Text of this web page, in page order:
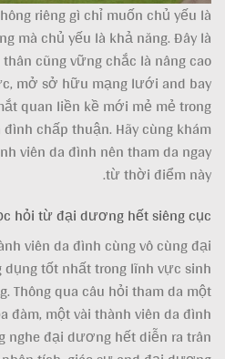
riêng gì chỉ muốn chủ yếu là
mà chủ yếu là khả năng. Đây là
cũng vững chắc là nâng cao
mở sở hữu mạng lưới and bay
quan liền kề mới mẻ mẻ trong
chấp thuận. Hãy cùng khám
viên da đình nên tham da ngay
từ thời điểm này.
hỏi từ đại dương hết siêng cục
viên da đình cùng vô cùng đại
tốt nhất trong lĩnh vực sinh
Thông qua câu hỏi tham da một
đàm, một vài thành viên da đình
nghe đại dương hết diễn ra trân